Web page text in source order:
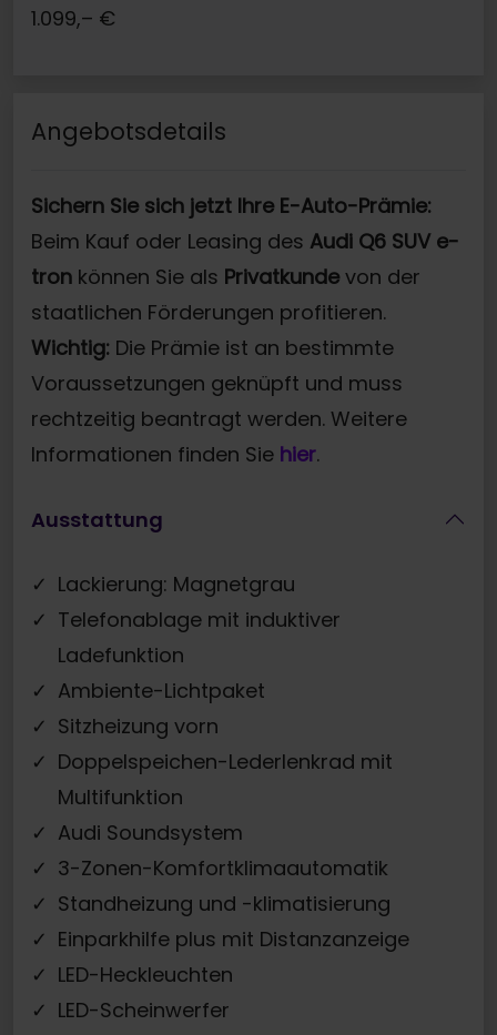
1.099,– €
Angebotsdetails
Sichern Sie sich jetzt Ihre E-Auto-Prämie:
Beim Kauf oder Leasing des Audi Q6 SUV e-
tron können Sie als Privatkunde von der
staatlichen Förderungen profitieren.
Wichtig: Die Prämie ist an bestimmte
Voraussetzungen geknüpft und muss
rechtzeitig beantragt werden. Weitere
Informationen finden Sie hier.
Ausstattung
Lackierung: Magnetgrau
Telefonablage mit induktiver
Ladefunktion
Ambiente-Lichtpaket
Sitzheizung vorn
Doppelspeichen-Lederlenkrad mit
Multifunktion
Audi Soundsystem
3-Zonen-Komfortklimaautomatik
Standheizung und -klimatisierung
Einparkhilfe plus mit Distanzanzeige
LED-Heckleuchten
LED-Scheinwerfer